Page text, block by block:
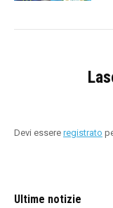
Devi essere registrato
Ultime notizie